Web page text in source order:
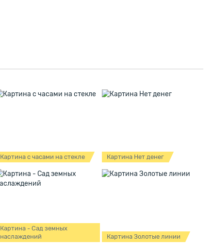
Картина с часами на стекле Картина Нет денег
Картина - Сад земных
наслаждений
Картина Золотые линии